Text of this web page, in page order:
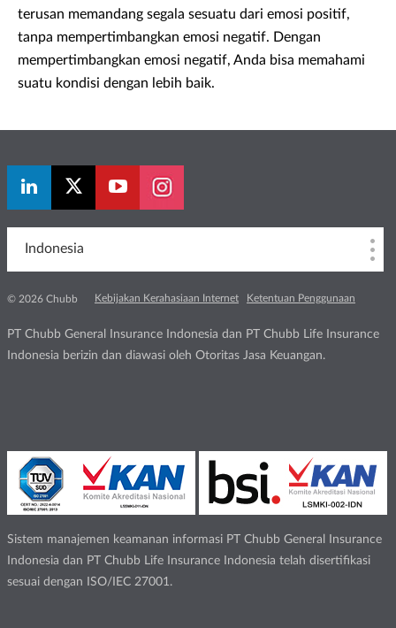
terusan memandang segala sesuatu dari emosi positif,
tanpa mempertimbangkan emosi negatif. Dengan
mempertimbangkan emosi negatif, Anda bisa memahami
suatu kondisi dengan lebih baik.
Indonesia
© 2026 Chubb Kebijakan Kerahasiaan Internet Ketentuan Penggunaan
PT Chubb General Insurance Indonesia dan PT Chubb Life Insurance
Indonesia berizin dan diawasi oleh Otoritas Jasa Keuangan.
Sistem manajemen keamanan informasi PT Chubb General Insurance
Indonesia dan PT Chubb Life Insurance Indonesia telah disertifikasi
sesuai dengan ISO/IEC 27001.